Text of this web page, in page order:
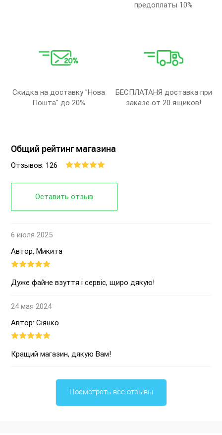
предоплаты 10%
Скидка на доставку "Нова
Пошта" до 20%
БЕСПЛАТАНЯ доставка при
заказе от 20 ящиков!
Общий рейтинг магазина
Отзывов: 126
Оставить отзыв
6 июля 2025
Автор: Микита
Дуже файне взуття і сервіс, щиро дякую!
24 мая 2024
Автор: Сіянко
Кращий магазин, дякую Вам!
Посмотреть все отзывы